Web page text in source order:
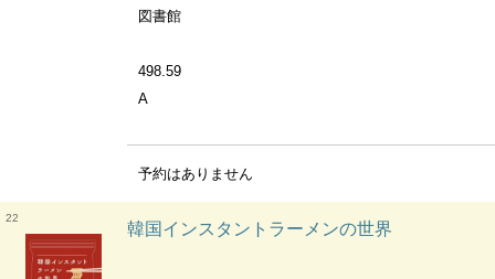
図書館
498.59
A
予約はありません
22
韓国インスタントラーメンの世界